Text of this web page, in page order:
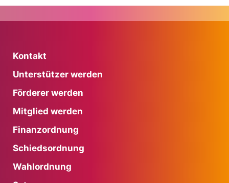
Kontakt
Unterstützer werden
Förderer werden
Mitglied werden
Finanzordnung
Schiedsordnung
Wahlordnung